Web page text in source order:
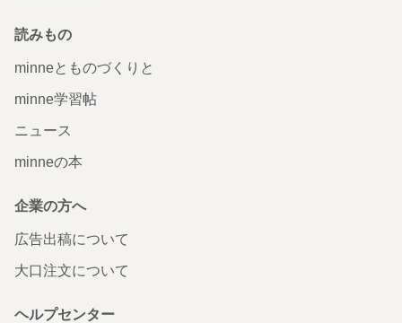
読みもの
minneとものづくりと
minne学習帖
ニュース
minneの本
企業の方へ
広告出稿について
大口注文について
ヘルプセンター